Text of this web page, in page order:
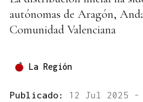
autónomas de Aragón,
Comunidad Valenciana
La Región
Publicado: 12 Jul 2025 -